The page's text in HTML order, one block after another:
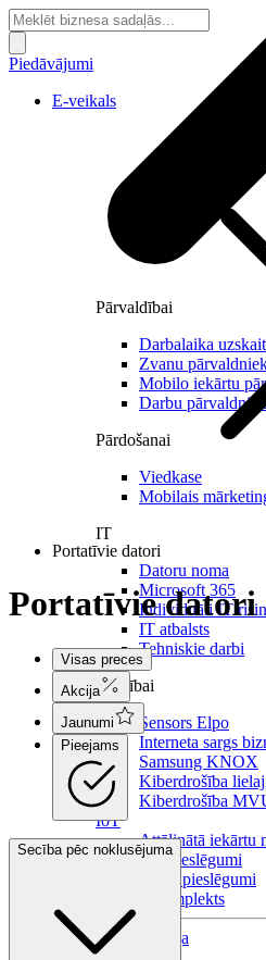
Pārvaldībai
Darbalaika
Zvanu
Mobilo iekārtu
Darbu
Pārdošanai
Viedkase
Mobilais
IT
Datoru noma
Microsoft 365
Individuāli IT
IT atbalsts
Tehniskie darbi
Drošībai
Sensors Elpo
Interneta sargs
Samsung KNOX
Kiberdrošība
Kiberdrošība
IoT
Attālinātā iekārtu
IoT pieslēgumi
M2M pieslēgumi
Biznesa komplekts
Viedtelevīzija
Piedāvājumi
E-veikals
Portatīvie datori
Portatīvie datori
Visas preces
Akcija
Jaunumi
Pieejams
Secība pēc noklusējuma